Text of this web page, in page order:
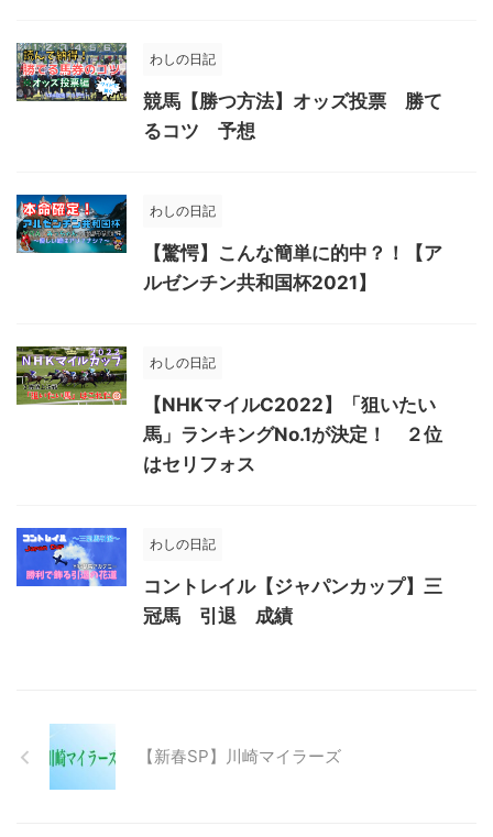
わしの日記
競馬【勝つ方法】オッズ投票 勝て
るコツ 予想
わしの日記
【驚愕】こんな簡単に的中？！【ア
ルゼンチン共和国杯2021】
わしの日記
【NHKマイルC2022】「狙いたい
馬」ランキングNo.1が決定！ ２位
はセリフォス
わしの日記
コントレイル【ジャパンカップ】三
冠馬 引退 成績
【新春SP】川崎マイラーズ